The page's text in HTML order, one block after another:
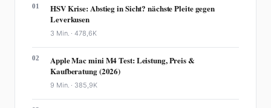
01
HSV Krise: Abstieg in Sicht? nächste Pleite gegen
Leverkusen
3 Min. ·478,6K
02
Apple Mac mini M4 Test: Leistung, Preis &
Kaufberatung (2026)
9 Min. · 385,9K